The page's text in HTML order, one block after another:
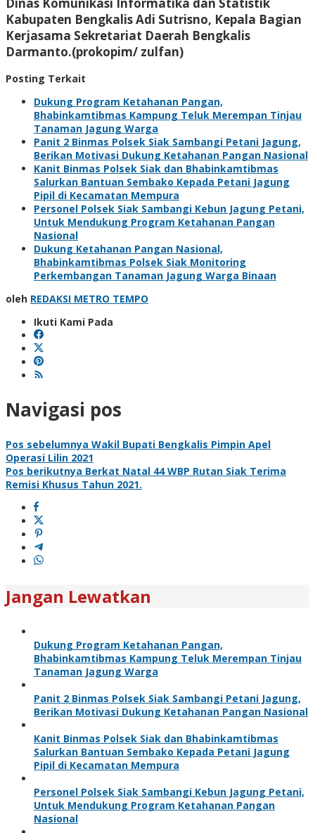
Kabupaten Bengkalis Adi Sutrisno, Kepala Bagian
Kerjasama Sekretariat Daerah Bengkalis
Darmanto.(prokopim/ zulfan)
Posting Terkait
Dukung Program Ketahanan Pangan,
Bhabinkamtibmas Kampung Teluk Merempan Tinjau
Tanaman Jagung Warga
Panit 2 Binmas Polsek Siak Sambangi Petani Jagung,
Berikan Motivasi Dukung Ketahanan Pangan Nasional
Kanit Binmas Polsek Siak dan Bhabinkamtibmas
Salurkan Bantuan Sembako Kepada Petani Jagung
Pipil di Kecamatan Mempura
Personel Polsek Siak Sambangi Kebun Jagung Petani,
Untuk Mendukung Program Ketahanan Pangan
Nasional
Dukung Ketahanan Pangan Nasional,
Bhabinkamtibmas Polsek Siak Monitoring
Perkembangan Tanaman Jagung Warga Binaan
oleh REDAKSI METRO TEMPO
Ikuti Kami Pada
Navigasi pos
Pos sebelumnya Wakil Bupati Bengkalis Pimpin Apel
Operasi Lilin 2021
Pos berikutnya Berkat Natal 44 WBP Rutan Siak Terima
Remisi Khusus Tahun 2021.
Jangan Lewatkan
Dukung Program Ketahanan Pangan,
Bhabinkamtibmas Kampung Teluk Merempan Tinjau
Tanaman Jagung Warga
Panit 2 Binmas Polsek Siak Sambangi Petani Jagung,
Berikan Motivasi Dukung Ketahanan Pangan Nasional
Kanit Binmas Polsek Siak dan Bhabinkamtibmas
Salurkan Bantuan Sembako Kepada Petani Jagung
Pipil di Kecamatan Mempura
Personel Polsek Siak Sambangi Kebun Jagung Petani,
Untuk Mendukung Program Ketahanan Pangan
Nasional